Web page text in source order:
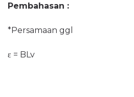
Pembahasan :
*Persamaan ggl
ε = BLv